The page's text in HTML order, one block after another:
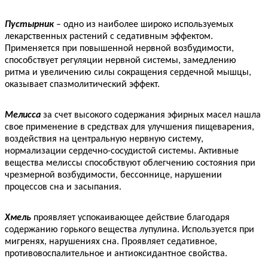
Пустырник – одно из наиболее широко используемых
лекарственных растений с седативным эффектом.
Применяется при повышенной нервной возбудимости,
способствует регуляции нервной системы, замедлению
ритма и увеличению силы сокращения сердечной мышцы,
оказывает спазмолитический эффект.
Мелисса за счет высокого содержания эфирных масел нашла
свое применение в средствах для улучшения пищеварения,
воздействия на центральную нервную систему,
нормализации сердечно-сосудистой системы. Активные
вещества мелиссы способствуют облегчению состояния при
чрезмерной возбудимости, бессоннице, нарушении
процессов сна и засыпания.
Хмель проявляет успокаивающее действие благодаря
содержанию горького вещества лупулина. Используется при
мигренях, нарушениях сна. Проявляет седативное,
противовоспалительное и антиоксидантное свойства.